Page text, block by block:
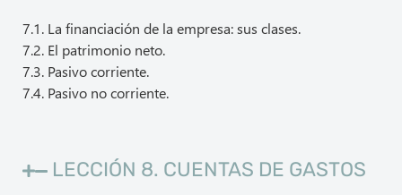
7.1. La financiación de la empresa: sus clases.
7.2. El patrimonio neto.
7.3. Pasivo corriente.
7.4. Pasivo no corriente.
LECCIÓN 8. CUENTAS DE GASTOS